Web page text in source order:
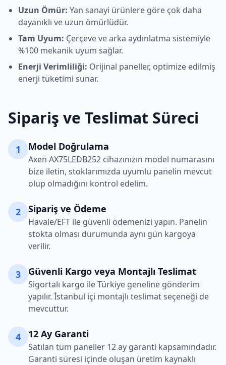
Uzun Ömür: Yan sanayi ürünlere göre çok daha
dayanıklı ve uzun ömürlüdür.
Tam Uyum: Çerçeve ve arka aydınlatma sistemiyle
%100 mekanik uyum sağlar.
Enerji Verimliliği: Orijinal paneller, optimize edilmiş
enerji tüketimi sunar.
Sipariş ve Teslimat Süreci
1 Model Doğrulama
Axen AX75LEDB252 cihazınızın model numarasını
bize iletin, stoklarımızda uyumlu panelin mevcut
olup olmadığını kontrol edelim.
2 Sipariş ve Ödeme
Havale/EFT ile güvenli ödemenizi yapın. Panelin
stokta olması durumunda aynı gün kargoya
verilir.
3 Güvenli Kargo veya Montajlı Teslimat
Sigortalı kargo ile Türkiye geneline gönderim
yapılır. İstanbul içi montajlı teslimat seçeneği de
mevcuttur.
4 12 Ay Garanti
Satılan tüm paneller 12 ay garanti kapsamındadır.
Garanti süresi içinde oluşan üretim kaynaklı